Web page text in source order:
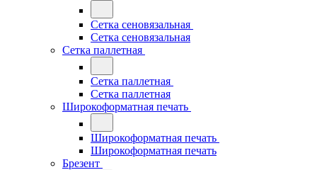
Сетка сеновязальная
Сетка сеновязальная
Сетка паллетная
Сетка паллетная
Сетка паллетная
Широкоформатная печать
Широкоформатная печать
Широкоформатная печать
Брезент